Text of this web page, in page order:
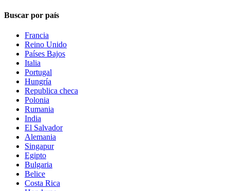
Buscar por país
Francia
Reino Unido
Países Bajos
Italia
Portugal
Hungría
Republica checa
Polonia
Rumania
India
El Salvador
Alemania
Singapur
Egipto
Bulgaria
Belice
Costa Rica